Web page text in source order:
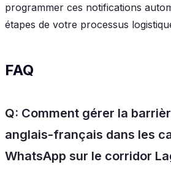
programmer ces notifications
étapes de votre processus
FAQ
Q: Comment gérer la
anglais-français dans les
WhatsApp sur le corridor